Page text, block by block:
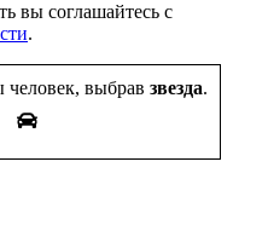
вы соглашайтесь с
.
выбрав звезда.